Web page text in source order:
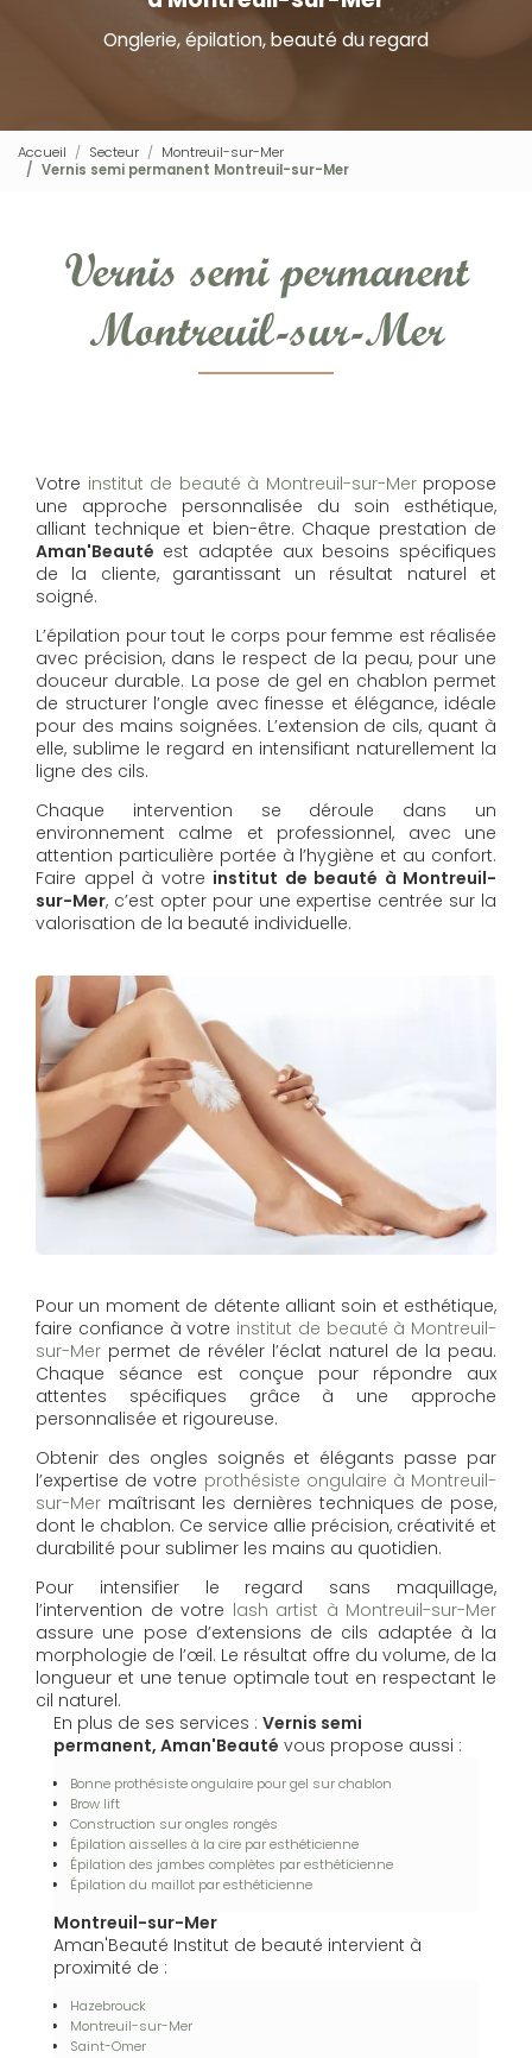
Onglerie, épilation, beauté du regard
Accueil Secteur
Montreuil-sur-Mer
Vernis semi permanent Montreuil-sur-Mer
Vernis semi permanent
Montreuil-sur-Mer
Votre institut de beauté à Montreuil-sur-Mer propose
une approche personnalisée du soin esthétique,
alliant technique et bien-être. Chaque prestation de
Aman'Beauté est adaptée aux besoins spécifiques
de la cliente, garantissant un résultat naturel et
soigné.
L’épilation pour tout le corps pour femme est réalisée
avec précision, dans le respect de la peau, pour une
douceur durable. La pose de gel en chablon permet
de structurer l’ongle avec finesse et élégance, idéale
pour des mains soignées. L’extension de cils, quant à
elle, sublime le regard en intensifiant naturellement la
ligne des cils.
Chaque intervention se déroule dans un
environnement calme et professionnel, avec une
attention particulière portée à l’hygiène et au confort.
Faire appel à votre institut de beauté à Montreuil-
sur-Mer, c’est opter pour une expertise centrée sur la
valorisation de la beauté individuelle.
Pour un moment de détente alliant soin et esthétique,
faire confiance à votre institut de beauté à Montreuil-
sur-Mer permet de révéler l’éclat naturel de la peau.
Chaque séance est conçue pour répondre aux
attentes spécifiques grâce à une approche
personnalisée et rigoureuse.
Obtenir des ongles soignés et élégants passe par
l’expertise de votre prothésiste ongulaire à Montreuil-
sur-Mer maîtrisant les dernières techniques de pose,
dont le chablon. Ce service allie précision, créativité et
durabilité pour sublimer les mains au quotidien.
Pour intensifier le regard sans maquillage,
l’intervention de votre lash artist à Montreuil-sur-Mer
assure une pose d’extensions de cils adaptée à la
morphologie de l’œil. Le résultat offre du volume, de la
longueur et une tenue optimale tout en respectant le
cil naturel.
En plus de ses services : Vernis semi
permanent, Aman'Beauté vous propose aussi :
Bonne prothésiste ongulaire pour gel sur chablon
Brow lift
Construction sur ongles rongés
Épilation aisselles à la cire par esthéticienne
Épilation des jambes complètes par esthéticienne
Épilation du maillot par esthéticienne
Montreuil-sur-Mer
Aman'Beauté Institut de beauté intervient à
proximité de :
Hazebrouck
Montreuil-sur-Mer
Saint-Omer